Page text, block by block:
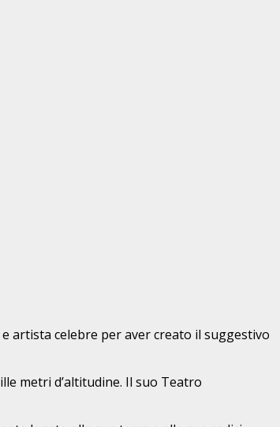
artista celebre per aver creato il suggestivo
metri d’altitudine. Il suo Teatro